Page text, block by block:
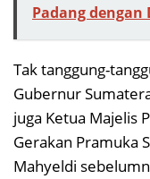
Padang
Tak tanggung-
Gubernur
juga Ketua Majelis
Gerakan Pramuka
Mahyeldi